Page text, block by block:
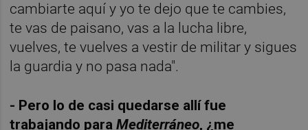
cambiarte aquí y yo te dejo que te cambies,
te vas de paisano, vas a la lucha libre,
vuelves, te vuelves a vestir de militar y sigues
la guardia y no pasa nada".
- Pero lo de casi quedarse allí fue
trabajando paraMediterráneo, ¿me